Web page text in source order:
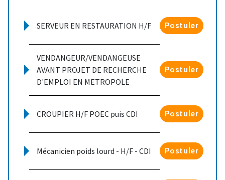
SERVEUR EN RESTAURATION H/F Postuler
VENDANGEUR/VENDANGEUSE
AVANT PROJET DE RECHERCHE
D'EMPLOI EN METROPOLE
Postuler
CROUPIER H/F POEC puis CDI Postuler
Mécanicien poids lourd - H/F - CDI Postuler